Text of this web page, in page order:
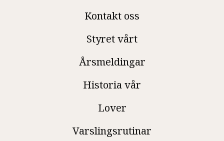
Kontakt oss
Styret vårt
Årsmeldingar
Historia vår
Lover
Varslingsrutinar